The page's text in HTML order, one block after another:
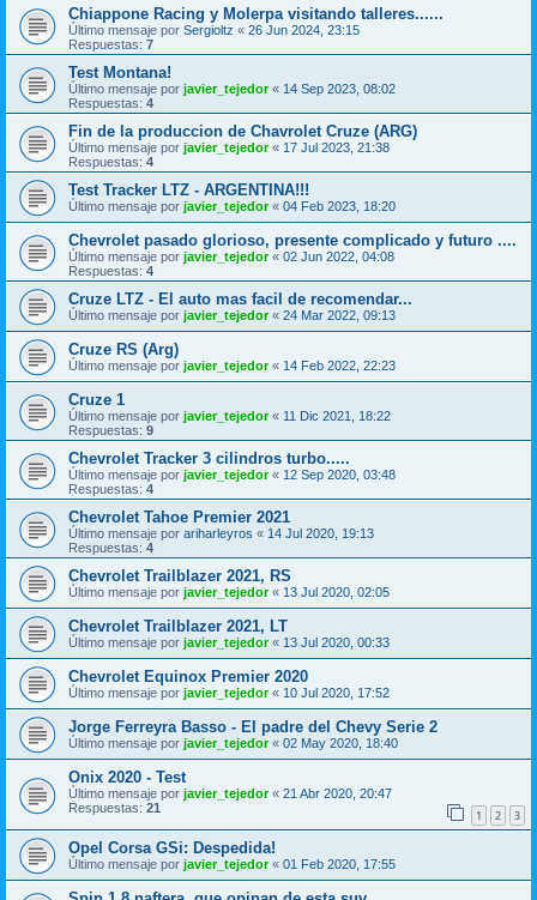
Chiappone Racing y Molerpa visitando talleres......
Último mensaje por Sergioltz « 26 Jun 2024, 23:15
Respuestas: 7
Test Montana!
Último mensaje por javier_tejedor« 14 Sep 2023, 08:02
Respuestas: 4
Fin de la produccion de Chavrolet Cruze (ARG)
Último mensaje por javier_tejedor« 17 Jul 2023, 21:38
Respuestas: 4
Test Tracker LTZ - ARGENTINA!!!
Último mensaje por javier_tejedor« 04 Feb 2023, 18:20
Chevrolet pasado glorioso, presente complicado y futuro ....
Último mensaje por javier_tejedor« 02 Jun 2022, 04:08
Respuestas: 4
Cruze LTZ - El auto mas facil de recomendar...
Último mensaje por javier_tejedor« 24 Mar 2022, 09:13
Cruze RS (Arg)
Último mensaje por javier_tejedor« 14 Feb 2022, 22:23
Cruze 1
Último mensaje por javier_tejedor« 11 Dic 2021, 18:22
Respuestas: 9
Chevrolet Tracker 3 cilindros turbo.....
Último mensaje por javier_tejedor« 12 Sep 2020, 03:48
Respuestas: 4
Chevrolet Tahoe Premier 2021
Último mensaje por ariharleyros « 14 Jul 2020, 19:13
Respuestas: 4
Chevrolet Trailblazer 2021, RS
Último mensaje por javier_tejedor« 13 Jul 2020, 02:05
Chevrolet Trailblazer 2021, LT
Último mensaje por javier_tejedor« 13 Jul 2020, 00:33
Chevrolet Equinox Premier 2020
Último mensaje por javier_tejedor« 10 Jul 2020, 17:52
Jorge Ferreyra Basso - El padre del Chevy Serie 2
Último mensaje por javier_tejedor« 02 May 2020, 18:40
Onix 2020 - Test
Último mensaje por javier_tejedor« 21 Abr 2020, 20:47
Respuestas: 21 1 2 3
Opel Corsa GSi: Despedida!
Último mensaje por javier_tejedor« 01 Feb 2020, 17:55